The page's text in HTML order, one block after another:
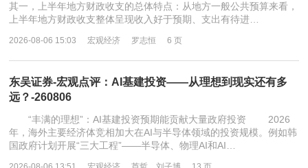
其一，上半年地方财政收支的总体特点：从地方一般公共预算来看，
上半年地方财政收支整体呈现收入好于预期、支出有待进…
2026-08-06 15:03 宏观经济 罗志恒 6 页
东吴证券-宏观点评：AI基建投资——从理想到现实还有多
远？-260806
“丰满的理想”：AI基建投资预期能贡献大量政府投资 2026
年，海外主要经济体竞相加大在AI与半导体领域的投资规模。例如韩
国政府计划开展“三大工程”——半导体、物理AI和AI…